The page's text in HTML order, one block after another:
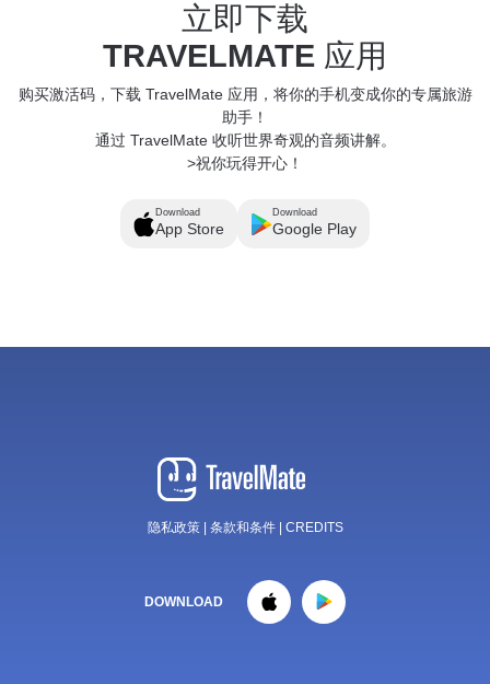
立即下载
TRAVELMATE 应用
购买激活码，下载 TravelMate 应用，将你的手机变成你的专属旅游
助手！
通过 TravelMate 收听世界奇观的音频讲解。
>祝你玩得开心！
Download
App Store
Download
Google Play
隐私政策| 条款和条件 CREDITS
DOWNLOAD